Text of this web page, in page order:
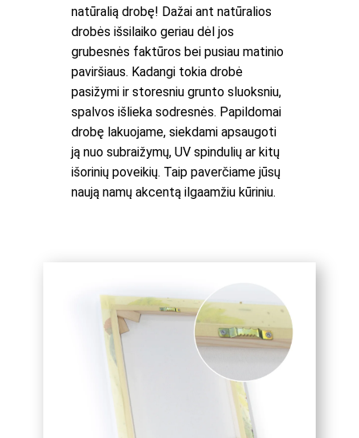
natūralią drobę! Dažai ant natūralios
drobės išsilaiko geriau dėl jos
grubesnės faktūros bei pusiau matinio
paviršiaus. Kadangi tokia drobė
pasižymi ir storesniu grunto sluoksniu,
spalvos išlieka sodresnės. Papildomai
drobę lakuojame, siekdami apsaugoti
ją nuo subraižymų, UV spindulių ar kitų
išorinių poveikių. Taip paverčiame jūsų
naują namų akcentą ilgaamžiu kūriniu.